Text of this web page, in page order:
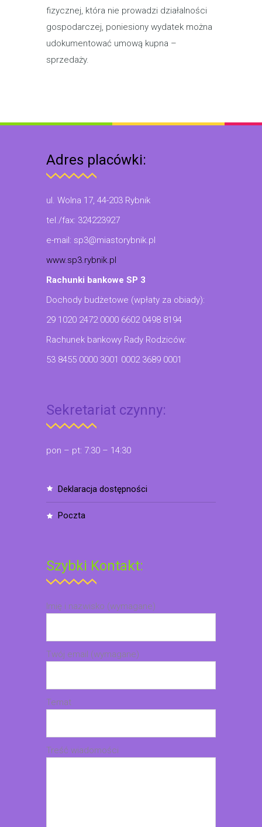
fizycznej, która nie prowadzi działalności
gospodarczej, poniesiony wydatek można
udokumentować umową kupna –
sprzedaży.
Adres placówki:
ul. Wolna 17, 44-203 Rybnik
tel./fax: 324223927
e-mail: sp3@miastorybnik.pl
www.sp3.rybnik.pl
Rachunki bankowe SP 3
Dochody budżetowe (wpłaty za obiady):
29 1020 2472 0000 6602 0498 8194
Rachunek bankowy Rady Rodziców:
53 8455 0000 3001 0002 3689 0001
Sekretariat czynny:
pon – pt: 7:30 – 14:30
deklaracja dostępności
poczta
Szybki Kontakt:
Imię i nazwisko (wymagane)
Twój email (wymagane)
Temat
Treść wiadomości